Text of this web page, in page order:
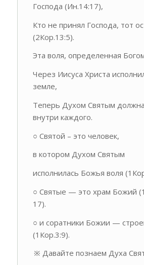
Господа (Ин.14:17),
Кто не принял Господа, тот
(2Кор.13:5).
Эта воля, определенная
Через Иисуса Христа
земле,
Теперь Духом Святым
внутри каждого.
○ Святой – это человек,
в котором Духом Святым
исполнилась Божья воля
○ Святые — это храм Божий
17).
○ и соратники Божии —
(1Кор.3:9).
※ Давайте познаем Духа